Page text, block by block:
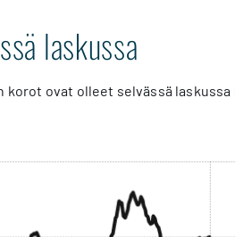
laskussa
ovat olleet selvässä laskussa